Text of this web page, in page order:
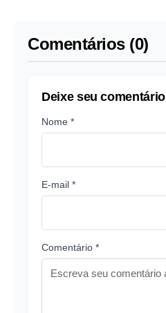
Comentários (0)
Deixe seu comentário
Nome *
E-mail *
Comentário *